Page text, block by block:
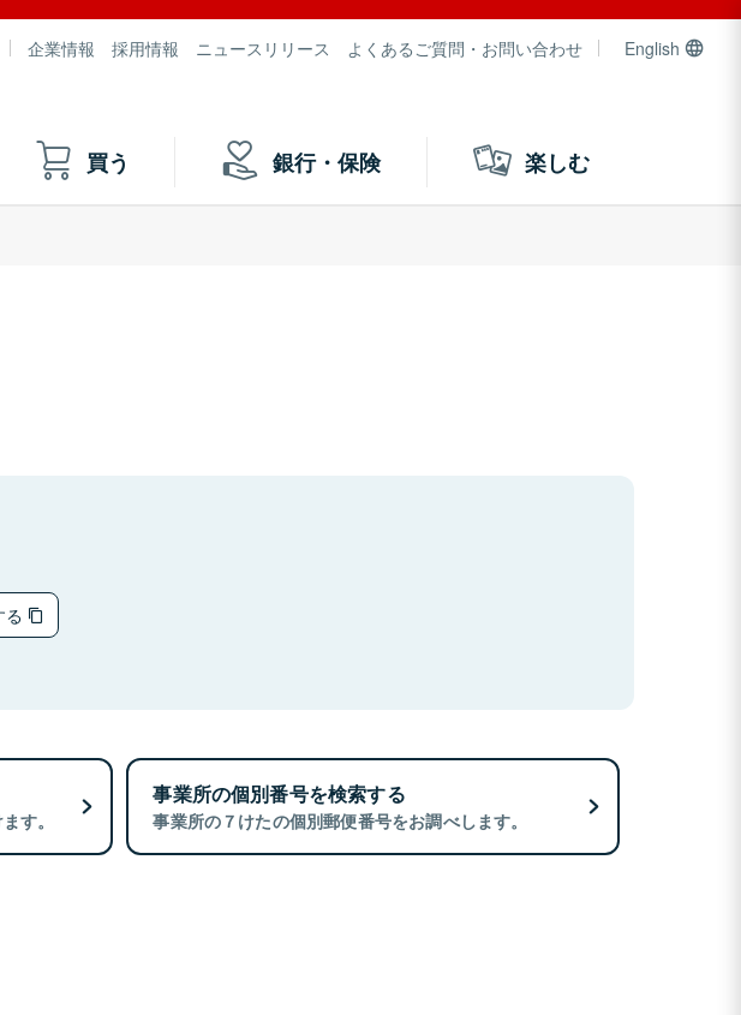
企業情報 採用情報 ニュースリリース よくあるご質問・お問い合わせ English
買う 銀行・保険 楽しむ
る
す。
事業所の個別番号を検索する
事業所の７けたの個別郵便番号をお調べします。